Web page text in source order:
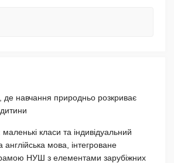
де навчання природньо розкриває
класи та індивідуальний
англійська мова, інтегроване
НУШ з елементами зарубіжних